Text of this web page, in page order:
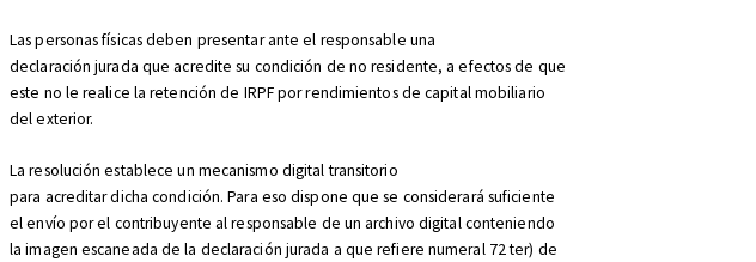
Las personas físicas deben presentar ante el responsable una
declaración jurada que acredite su condición de no residente, a efectos de que
este no le realice la retención de IRPF por rendimientos de capital mobiliario
del exterior.
La resolución establece un mecanismo digital transitorio
para acreditar dicha condición. Para eso dispone que se considerará suficiente
el envío por el contribuyente al responsable de un archivo digital conteniendo
la imagen escaneada de la declaración jurada a que refiere numeral 72 ter) de